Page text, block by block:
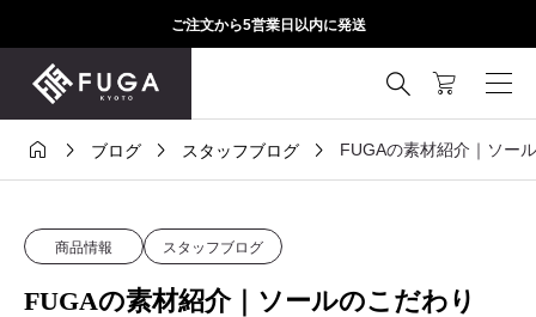
ご注文から5営業日以内に発送

  ブログ  スタッフブログ  FUGAの素材紹介｜ソー
商品情報 スタッフブログ
FUGAの素材紹介｜ソールのこだわり